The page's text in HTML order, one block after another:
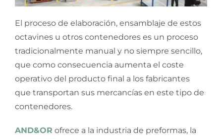
El proceso de elaboración, ensamblaje de estos
octavines u otros contenedores es un proceso
tradicionalmente manual y no siempre sencillo,
que como consecuencia aumenta el coste
operativo del producto final a los fabricantes
que transportan sus mercancías en este tipo de
contenedores.
AND&OR ofrece a la industria de preformas, la